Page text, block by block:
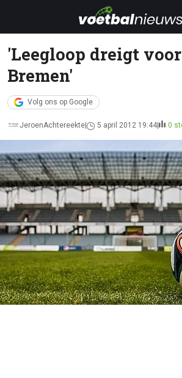
'Leegloop dreigt
Bremen'
Volg ons op Google
JeroenAchtereekte 5 april 2012 19:44 0